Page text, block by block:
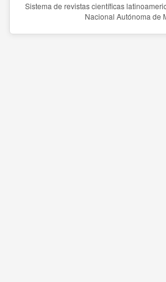
Sistema de revistas científicas
Nacional Autónoma de